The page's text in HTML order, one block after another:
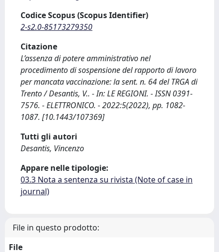
Codice Scopus (Scopus Identifier)
2-s2.0-85173279350
Citazione
L’assenza di potere amministrativo nel
procedimento di sospensione del rapporto di lavoro
per mancata vaccinazione: la sent. n. 64 del TRGA di
Trento / Desantis, V.. - In: LE REGIONI. - ISSN 0391-
7576. - ELETTRONICO. - 2022:5(2022), pp. 1082-
1087. [10.1443/107369]
Tutti gli autori
Desantis, Vincenzo
Appare nelle tipologie:
03.3 Nota a sentenza su rivista (Note of case in
journal)
File in questo prodotto:
File